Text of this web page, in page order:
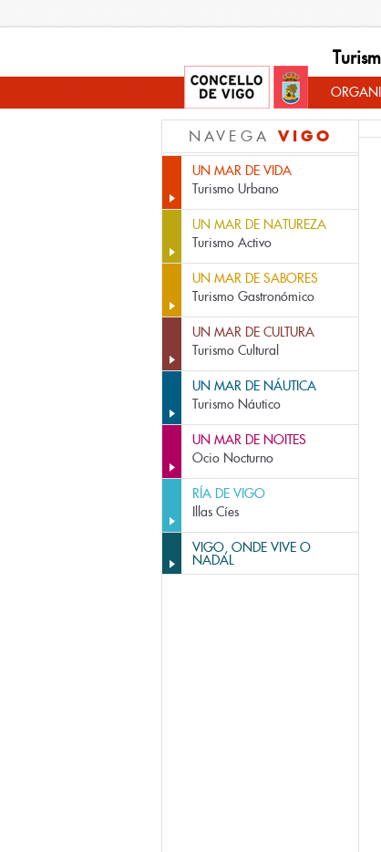
NAVEGA VIGO
UN MAR DE VIDA
Turismo Urbano
UN MAR DE NATUREZA
Turismo Activo
UN MAR DE SABORES
Turismo Gastronómico
UN MAR DE CULTURA
Turismo Cultural
UN MAR DE NÁUTICA
Turismo Náutico
UN MAR DE NOITES
Ocio Nocturno
RÍA DE VIGO
Illas Cíes
VIGO, ONDE VIVE O
NADAL